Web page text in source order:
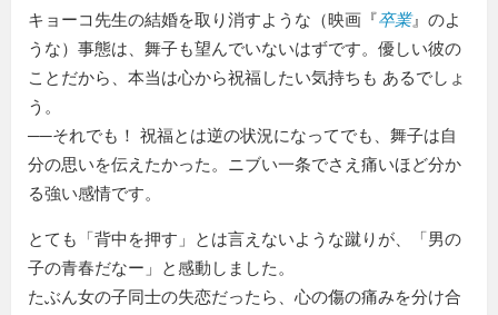
キョーコ先生の結婚を取り消すような（映画『卒業』のよ
うな）事態は、舞子も望んでいないはずです。優しい彼の
ことだから、本当は心から祝福したい気持ちも あるでしょ
う。
──それでも！ 祝福とは逆の状況になってでも、舞子は自
分の思いを伝えたかった。ニブい一条でさえ痛いほど分か
る強い感情です。
とても「背中を押す」とは言えないような蹴りが、「男の
子の青春だなー」と感動しました。
たぶん女の子同士の失恋だったら、心の傷の痛みを分け合